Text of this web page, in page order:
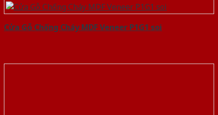
Cửa Gỗ Chống Cháy MDF Veneer P1G1 soi